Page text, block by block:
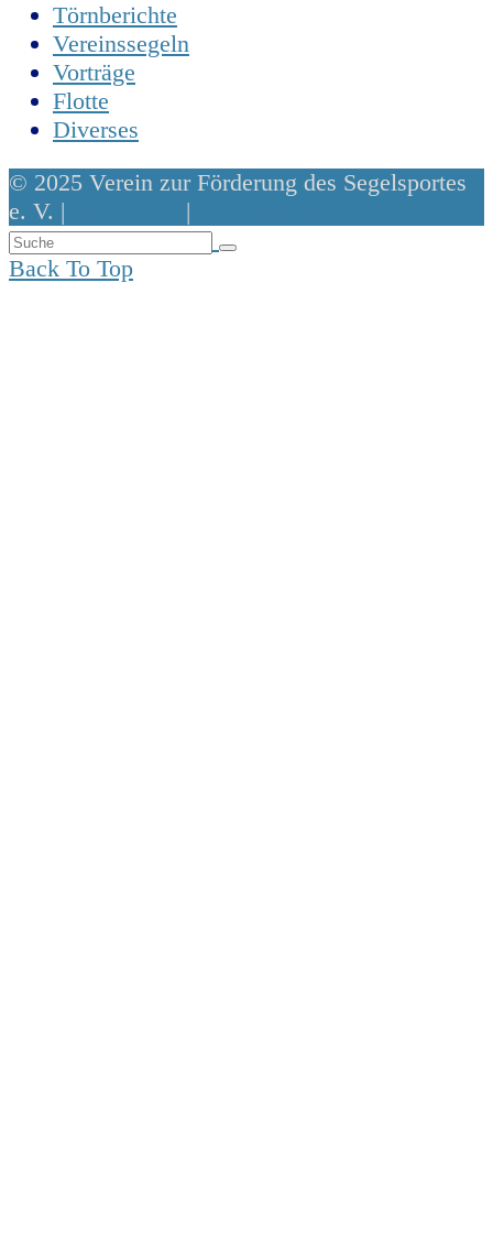
Törnberichte
Vereinssegeln
Vorträge
Flotte
Diverses
© 2025 Verein zur Förderung des Segelsportes
e. V. |
|
Back To Top